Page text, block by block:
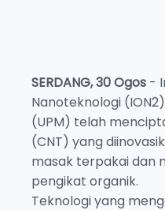
SERDANG, 30 Ogos -
Nanoteknologi
(UPM) telah
(CNT) yang
masak terpakai dan
pengikat organik.
Teknologi yang